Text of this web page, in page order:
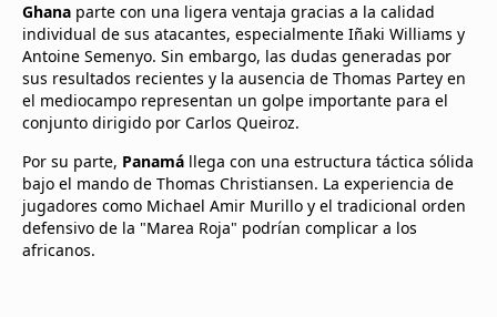
Ghana parte con una ligera ventaja gracias a la calidad
individual de sus atacantes, especialmente Iñaki Williams y
Antoine Semenyo. Sin embargo, las dudas generadas por
sus resultados recientes y la ausencia de Thomas Partey en
el mediocampo representan un golpe importante para el
conjunto dirigido por Carlos Queiroz.
Por su parte, Panamá llega con una estructura táctica sólida
bajo el mando de Thomas Christiansen. La experiencia de
jugadores como Michael Amir Murillo y el tradicional orden
defensivo de la "Marea Roja" podrían complicar a los
africanos.